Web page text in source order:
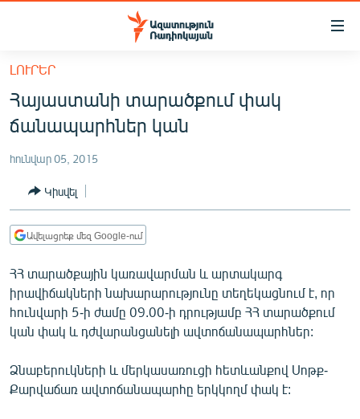
Մատչելիության
հիմնական
բովանդակությանը
Անցնել
հիմնական
մենյուին
ՀԱՅԱՍՏԱՆ
ՔԱՂԱՔԱԿԱՆ
ԸՆՏՐՈՒԹՅՈՒՆՆԵՐ 2026
ԻՐԱՎՈՒՆՔ
ՀԱՍԱՐԱԿՈՒԹՅՈՒՆ
ՂԱՐԱԲԱՂ
ՊԱՏԵՐԱԶՄԻ 6 ՇԱԲԱԹՆԵՐԸ
ՏԱՐԱԾԱՇՐՋԱՆ
ՄԻՋԱԶԳԱՅԻՆ
ՄՇԱԿՈՒՅԹ
ԼՈՒՐԵՐ
Հայաստանի տարածքում փակ
ճանապարհներ կան
հունվար 05, 2015
Կիսվել
Ավելացրեք մեզ Google-ում
ՀՀ տարածքային կառավարման և արտակարգ
իրավիճակների նախարարությունը տեղեկացնում է, որ
հունվարի 5-ի ժամը 09.00-ի դրությամբ ՀՀ տարածքում
կան փակ և դժվարանցանելի ավտոճանապարհներ:
Ձնաբերուկների և մերկասառուցի հետևանքով Սոթք-
Քարվաճառ ավտոճանապարհը երկկողմ փակ է: